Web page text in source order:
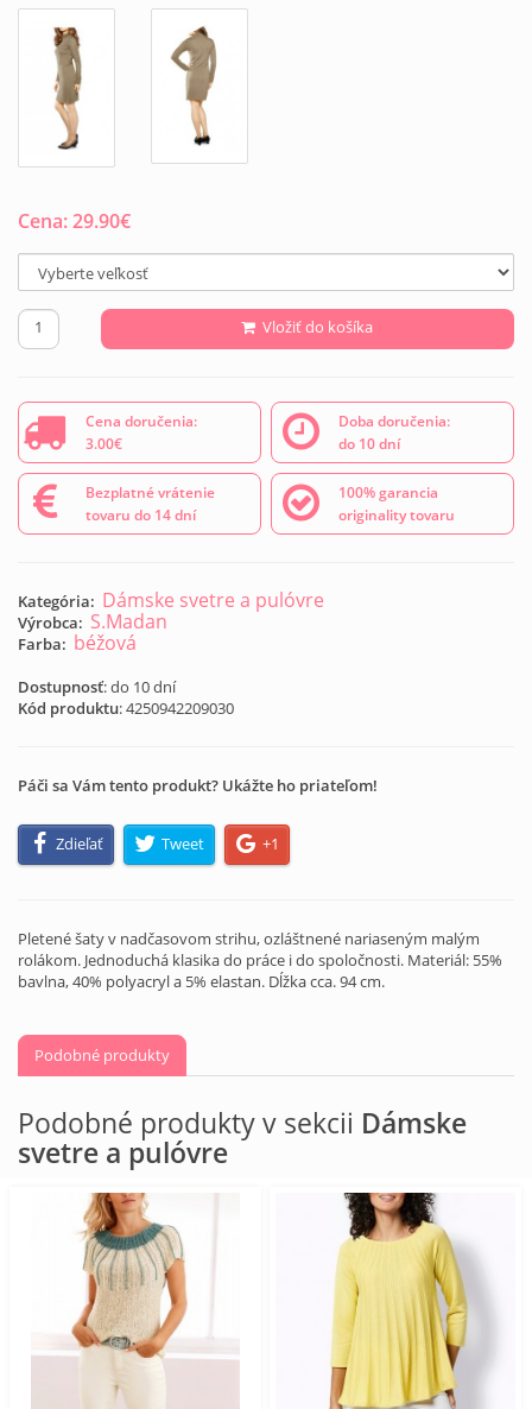
Cena:29.90€
Vložiť do košíka
Cena doručenia:
3.00€
Doba doručenia:
do 10 dní
Bezplatné vrátenie
tovaru do 14 dní
100% garancia
originality tovaru
Kategória: Dámske svetre a pulóvre
Výrobca: S.Madan
Farba: béžová
Dostupnosť: do 10 dní
Kód produktu:4250942209030
Páči sa Vám tento produkt? Ukážte ho priateľom!
Zdieľať Tweet +1
Pletené šaty v nadčasovom strihu, ozláštnené nariaseným malým
rolákom. Jednoduchá klasika do práce i do spoločnosti. Materiál: 55%
bavlna, 40% polyacryl a 5% elastan. Dĺžka cca. 94 cm.
Podobné produkty
Podobné produkty v sekcii Dámske
svetre a pulóvre